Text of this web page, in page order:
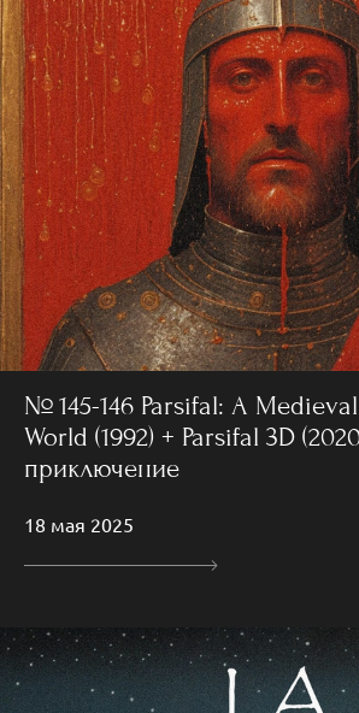
№ 145-146 Parsifal: A
World (1992) + Parsifal 3D
приключение
18 мая 2025